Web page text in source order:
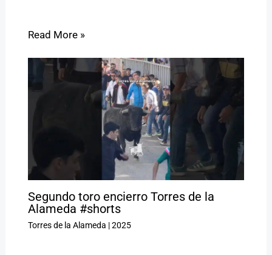
Read More »
Segundo toro encierro Torres de la
Alameda #shorts
Torres de la Alameda |2025